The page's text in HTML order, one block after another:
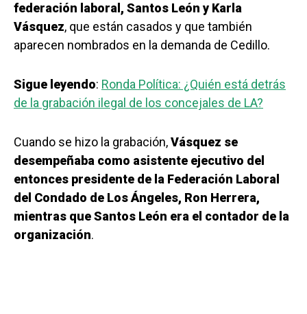
federación laboral, Santos León y Karla
Vásquez, que están casados y que también
aparecen nombrados en la demanda de Cedillo.
Sigue leyendo: Ronda Política: ¿Quién está detrás
de la grabación ilegal de los concejales de LA?
Cuando se hizo la grabación,Vásquez se
desempeñaba como asistente ejecutivo del
entonces presidente de la Federación Laboral
del Condado de Los Ángeles, Ron Herrera,
mientras que Santos León era el contador de la
organización.